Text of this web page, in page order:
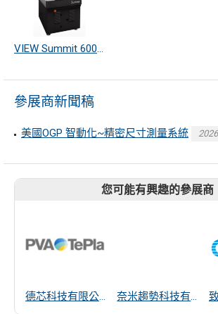
VIEW Summit 600 高速高精度量測儀
參展商新聞稿
美國OGP 智動化~精密尺寸測量系統
您可能有興趣的參展商
德芯科技有限公司 奈米趨勢科技有限公司